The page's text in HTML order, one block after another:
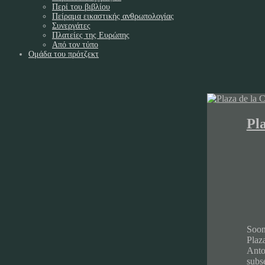
Περί του βιβλίου
Πείραμα εικαστικής ανθρωπολογίας
Συνεργάτες
Πλατείες της Ευρώπης
Από τον τύπο
Ομάδα του πρότζεκτ